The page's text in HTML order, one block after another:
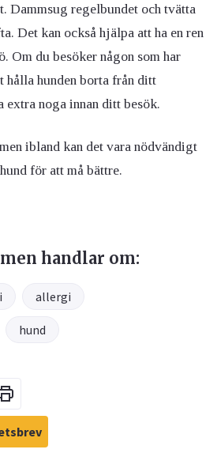
Dammsug regelbundet och tvätta
Det kan också hjälpa att ha en ren
Om du besöker någon som har
hålla hunden borta från ditt
extra noga innan ditt besök.
ibland kan det vara nödvändigt
för att må bättre.
handlar om:
allergi
hund